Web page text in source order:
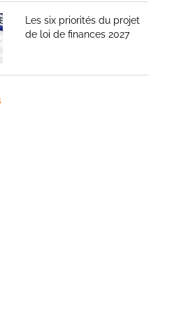
Les six priorités du projet
de loi de finances 2027